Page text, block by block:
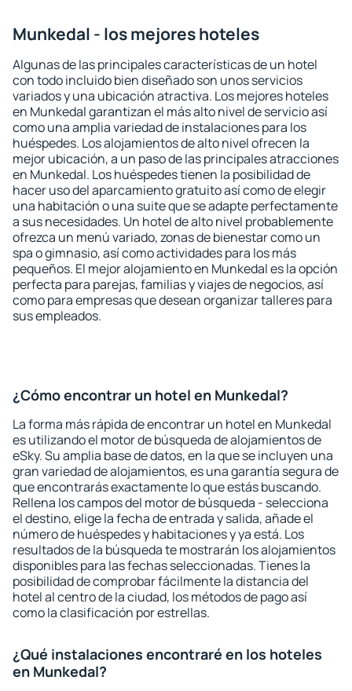
Munkedal - los mejores hoteles
Algunas de las principales características de un hotel
con todo incluido bien diseñado son unos servicios
variados y una ubicación atractiva. Los mejores hoteles
en Munkedal garantizan el más alto nivel de servicio así
como una amplia variedad de instalaciones para los
huéspedes. Los alojamientos de alto nivel ofrecen la
mejor ubicación, a un paso de las principales atracciones
en Munkedal. Los huéspedes tienen la posibilidad de
hacer uso del aparcamiento gratuito así como de elegir
una habitación o una suite que se adapte perfectamente
a sus necesidades. Un hotel de alto nivel probablemente
ofrezca un menú variado, zonas de bienestar como un
spa o gimnasio, así como actividades para los más
pequeños. El mejor alojamiento en Munkedal es la opción
perfecta para parejas, familias y viajes de negocios, así
como para empresas que desean organizar talleres para
sus empleados.
¿Cómo encontrar un hotel en Munkedal?
La forma más rápida de encontrar un hotel en Munkedal
es utilizando el motor de búsqueda de alojamientos de
eSky. Su amplia base de datos, en la que se incluyen una
gran variedad de alojamientos, es una garantía segura de
que encontrarás exactamente lo que estás buscando.
Rellena los campos del motor de búsqueda - selecciona
el destino, elige la fecha de entrada y salida, añade el
número de huéspedes y habitaciones y ya está. Los
resultados de la búsqueda te mostrarán los alojamientos
disponibles para las fechas seleccionadas. Tienes la
posibilidad de comprobar fácilmente la distancia del
hotel al centro de la ciudad, los métodos de pago así
como la clasificación por estrellas.
¿Qué instalaciones encontraré en los hoteles
en Munkedal?